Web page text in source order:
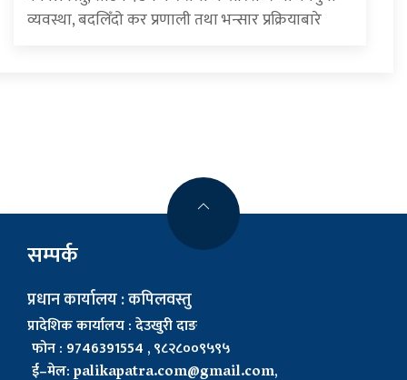
व्यवस्था, बदलिँदो कर प्रणाली तथा भन्सार प्रक्रियाबारे
सम्पर्क
प्रधान कार्यालय : कपिलवस्तु
प्रादेशिक कार्यालय : देउखुरी दाङ
फोन : 9746391554 , ९८२८००९५९५
ई–मेल:palikapatra.com@gmail.com,